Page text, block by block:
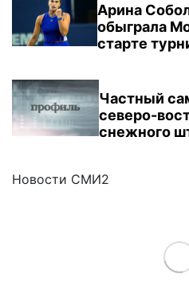
Арина
обыграла
старте
Частный
северо-
снежного
Новости СМИ2
Load